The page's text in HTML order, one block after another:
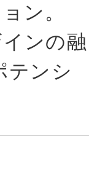
ン。
ンの融
テンシ